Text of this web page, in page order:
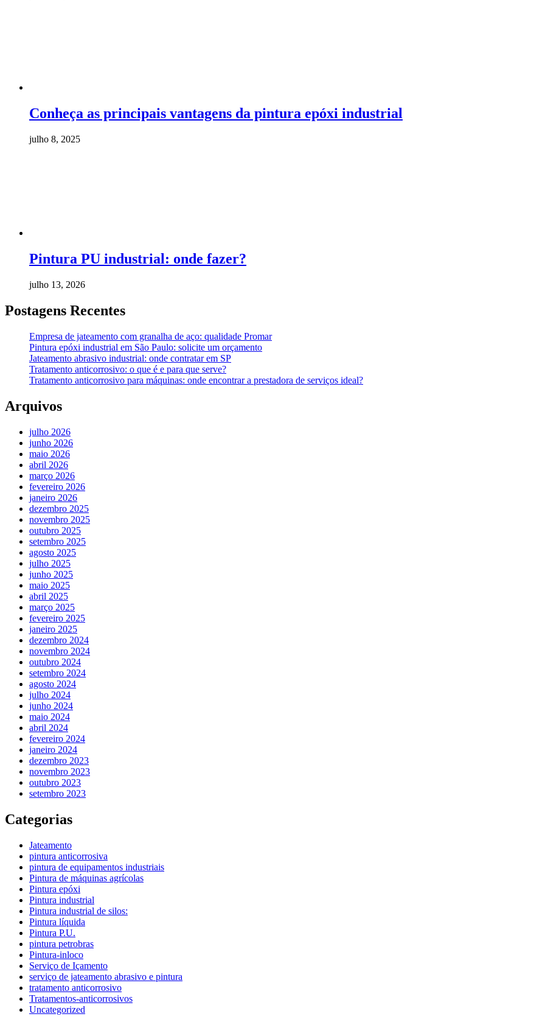
Conheça as principais vantagens da pintura epóxi industrial
julho 8, 2025
Pintura PU industrial: onde fazer?
julho 13, 2026
Postagens Recentes
Empresa de jateamento com granalha de aço: qualidade Promar
Pintura epóxi industrial em São Paulo: solicite um orçamento
Jateamento abrasivo industrial: onde contratar em SP
Tratamento anticorrosivo: o que é e para que serve?
Tratamento anticorrosivo para máquinas: onde encontrar a prestadora de serviços ideal?
Arquivos
julho 2026
junho 2026
maio 2026
abril 2026
março 2026
fevereiro 2026
janeiro 2026
dezembro 2025
novembro 2025
outubro 2025
setembro 2025
agosto 2025
julho 2025
junho 2025
maio 2025
abril 2025
março 2025
fevereiro 2025
janeiro 2025
dezembro 2024
novembro 2024
outubro 2024
setembro 2024
agosto 2024
julho 2024
junho 2024
maio 2024
abril 2024
fevereiro 2024
janeiro 2024
dezembro 2023
novembro 2023
outubro 2023
setembro 2023
Categorias
Jateamento
pintura anticorrosiva
pintura de equipamentos industriais
Pintura de máquinas agrícolas
Pintura epóxi
Pintura industrial
Pintura industrial de silos:
Pintura líquida
Pintura P.U.
pintura petrobras
Pintura-inloco
Serviço de Içamento
serviço de jateamento abrasivo e pintura
tratamento anticorrosivo
Tratamentos-anticorrosivos
Uncategorized